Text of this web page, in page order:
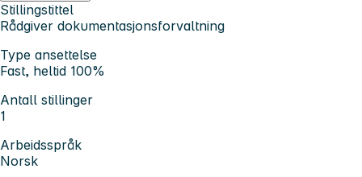
Stillingstittel
Rådgiver dokumentasjonsforvaltning
Type ansettelse
Fast, heltid 100%
Antall stillinger
1
Arbeidsspråk
Norsk